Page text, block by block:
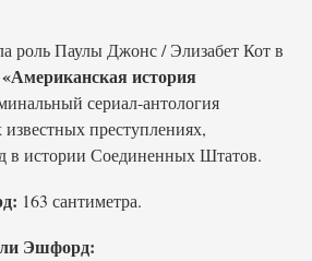
роль Паулы Джонс / Элизабет Кот в
«Американская история
сериал-антология
преступлениях,
в истории Соединенных Штатов.
163 сантиметра.
Эшфорд: